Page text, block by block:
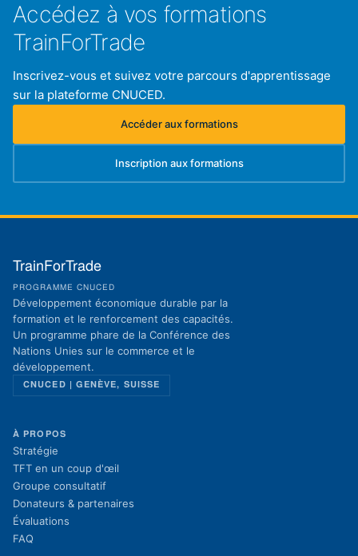
Accédez à vos formations
TrainForTrade
Inscrivez-vous et suivez votre parcours d'apprentissage
sur la plateforme CNUCED.
Accéder aux formations
(s'ouvre dans un nouvel onglet)
Inscription aux formations
(s'ouvre dans un nouvel onglet)
TrainForTrade
PROGRAMME CNUCED
Développement économique durable par la
formation et le renforcement des capacités.
Un programme phare de la Conférence des
Nations Unies sur le commerce et le
développement.
CNUCED | GENÈVE, SUISSE
À PROPOS
Stratégie
TFT en un coup d'œil
Groupe consultatif
Donateurs & partenaires
Évaluations
FAQ